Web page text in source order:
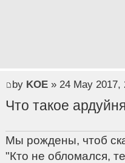
by KOE» 24 May 2017,
Что такое
Мы рождены, чтоб
"Кто не обломался,